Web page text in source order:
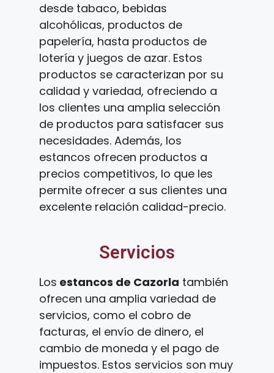
desde tabaco, bebidas
alcohólicas, productos de
papelería, hasta productos de
lotería y juegos de azar. Estos
productos se caracterizan por su
calidad y variedad, ofreciendo a
los clientes una amplia selección
de productos para satisfacer sus
necesidades. Además, los
estancos ofrecen productos a
precios competitivos, lo que les
permite ofrecer a sus clientes una
excelente relación calidad-precio.
Servicios
Los estancos de Cazorla también
ofrecen una amplia variedad de
servicios, como el cobro de
facturas, el envío de dinero, el
cambio de moneda y el pago de
impuestos. Estos servicios son muy